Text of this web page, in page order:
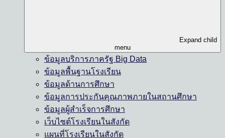
Expand child
menu
ข้อมูลบริการภาครัฐ Big Data
ข้อมูลพื้นฐานโรงเรียน
ข้อมูลด้านการศึกษา
ข้อมูลการประกันคุณภาพภายในสถานศึกษา
ข้อมูลผู้สำเร็จการศึกษา
เว็บไซต์โรงเรียนในสังกัด
แผนที่โรงเรียนในสังกัด